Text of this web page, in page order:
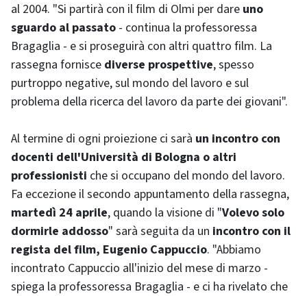
al 2004. "Si partirà con il film di Olmi per dare uno
sguardo al passato - continua la professoressa
Bragaglia - e si proseguirà con altri quattro film. La
rassegna fornisce diverse prospettive, spesso
purtroppo negative, sul mondo del lavoro e sul
problema della ricerca del lavoro da parte dei giovani".
Al termine di ogni proiezione ci sarà un incontro con
docenti dell'Università di Bologna o altri
professionisti che si occupano del mondo del lavoro.
Fa eccezione il secondo appuntamento della rassegna,
martedì 24 aprile, quando la visione di "Volevo solo
dormirle addosso" sarà seguita da un incontro con il
regista del film, Eugenio Cappuccio. "Abbiamo
incontrato Cappuccio all'inizio del mese di marzo -
spiega la professoressa Bragaglia - e ci ha rivelato che